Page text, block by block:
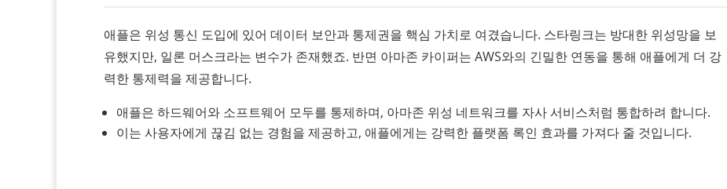
애플은 위성 통신 도입에 있어 데이터 보안과 통제권을 핵심 가치로 여겼습니다. 스타링크는 방대한 위성망을 보
유했지만, 일론 머스크라는 변수가 존재했죠. 반면 아마존 카이퍼는 AWS와의 긴밀한 연동을 통해 애플에게 더 강
력한 통제력을 제공합니다.
애플은 하드웨어와 소프트웨어 모두를 통제하며, 아마존 위성 네트워크를 자사 서비스처럼 통합하려 합니다.
이는 사용자에게 끊김 없는 경험을 제공하고, 애플에게는 강력한 플랫폼 록인 효과를 가져다 줄 것입니다.